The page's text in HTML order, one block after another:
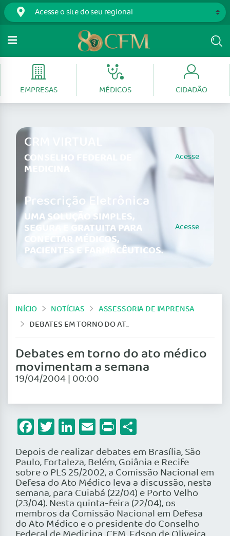
EMPRESAS MÉDICOS CIDADÃO
CRM VIRTUAL
CONSELHO FEDERAL DE
MEDICINA
Acesse
Prescrição Eletrônica
UMA SOLUÇÃO SIMPLES,
SEGURA E GRATUITA PARA
CONECTAR MÉDICOS,
PACIENTES E FARMACÊUTICOS.
Acesse
INÍCIO NOTÍCIAS
ASSESSORIA DE IMPRENSA
DEBATES EM TORNO DO ATO MÉDICO MOVIMENTAM A SEMANA
Debates em torno do ato médico
movimentam a semana
19/04/2004 | 00:00
Facebook
Twitter
LinkedIn
Email
Print
Depois de realizar debates em Brasília, São
Paulo, Fortaleza, Belém, Goiânia e Recife
sobre o PLS 25/2002, a Comissão Nacional em
Defesa do Ato Médico leva a discussão, nesta
semana, para Cuiabá (22/04) e Porto Velho
(23/04). Nesta quinta-feira (22/04), os
membros da Comissão Nacional em Defesa
do Ato Médico e o presidente do Conselho